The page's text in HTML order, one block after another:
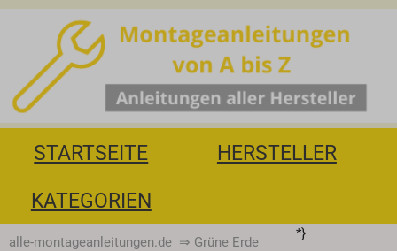
STARTSEITE
HERSTELLER
KATEGORIEN
alle-montageanleitungen.de ⇒ Grüne Erde
*}